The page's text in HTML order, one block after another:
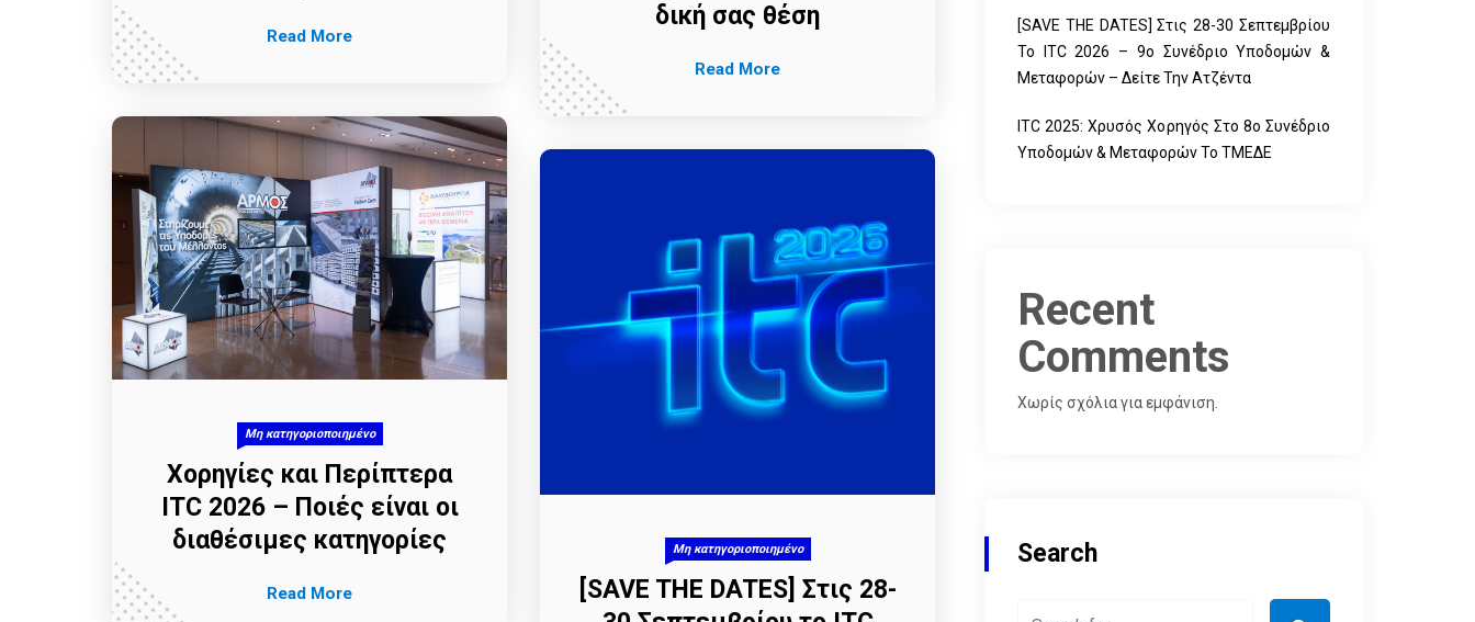
Read More
δική σας θέση
Read More
Μη κατηγοριοποιημένο
Χορηγίες και Περίπτερα
ITC 2026 – Ποιές είναι οι
διαθέσιμες κατηγορίες
Read More
Μη κατηγοριοποιημένο
[SAVE THE DATES] Στις 28-
[SAVE THE DATES] Στις 28-30 Σεπτεμβρίου
Το ITC 2026 – 9ο Συνέδριο Υποδομών &
Μεταφορών – Δείτε Την Ατζέντα
ITC 2025: Χρυσός Χορηγός Στο 8ο Συνέδριο
Υποδομών & Μεταφορών Το ΤΜΕΔΕ
Recent
Comments
Χωρίς σχόλια για εμφάνιση.
Search